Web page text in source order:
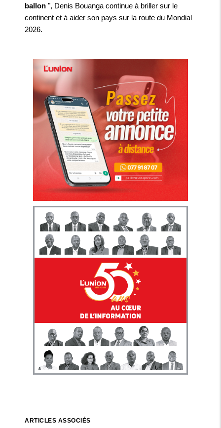
ballon ", Denis Bouanga continue à briller sur le
continent et à aider son pays sur la route du Mondial
2026.
ARTICLES ASSOCIÉS